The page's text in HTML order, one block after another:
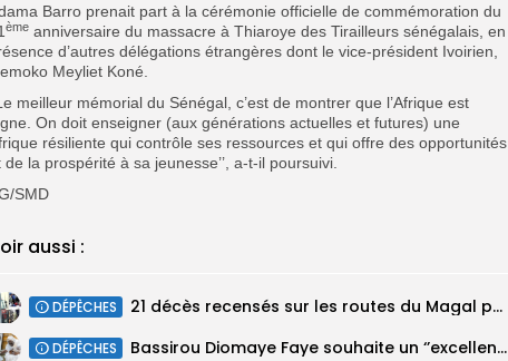
Barro prenait part à la cérémonie officielle de commémoration du
ème anniversaire du massacre à Thiaroye des Tirailleurs sénégalais, en
d’autres délégations étrangères dont le vice-président Ivoirien,
Meyliet Koné.
meilleur mémorial du Sénégal, c’est de montrer que l’Afrique est
On doit enseigner (aux générations actuelles et futures) une
résiliente qui contrôle ses ressources et qui offre des opportunités
de la prospérité à sa jeunesse’’, a-t-il poursuivi.
SMD
aussi :
DÉPÊCHES 21 décès recensés sur les routes du Magal par les sapeurs-pompiers
DÉPÊCHES Bassirou Diomaye Faye souhaite un ‘’excellent Magal’’ aux fidèles